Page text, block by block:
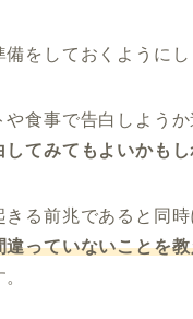
をしておくようにし
や食事で告白しよう
てみてもよいかもし
る前兆であると同時
違っていないことを